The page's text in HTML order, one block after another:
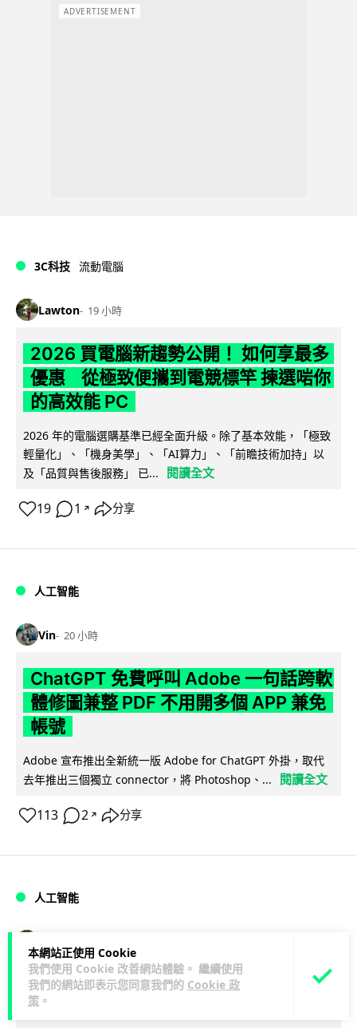
本網站正使用 Cookie
我們使用 Cookie 改善網站體驗。 繼續使用
我們的網站即表示您同意我們的 Cookie 政
策 。
ADVERTISEMENT
3C科技 流動電腦
Lawton 19 小時
2026 買電腦新趨勢公開！ 如何享最多
優惠 從極致便攜到電競標竿 揀選啱你
的高效能 PC
2026 年的電腦選購基準已經全面升級。除了基本效能，「極致
輕量化」、「機身美學」、「AI算力」、「前瞻技術加持」以
及「品質與售後服務」 已...
閱讀全文
19 1 ↗ 分享
人工智能
Vin 20 小時
ChatGPT 免費呼叫 Adobe 一句話跨軟
體修圖兼整 PDF 不用開多個 APP 兼免
帳號
Adobe 宣布推出全新統一版 Adobe for ChatGPT 外掛，取代
去年推出三個獨立 connector，將 Photoshop、...
閱讀全文
113 2 ↗ 分享
人工智能
日本偶像零編程知識 靠 AI 搞了一整個
直播系統 在日本技術界成為話題